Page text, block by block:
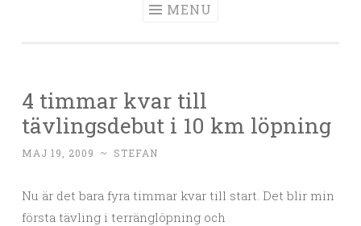
MENU
4 timmar kvar till
tävlingsdebut i 10 km löpning
MAJ 19, 2009 ~ STEFAN
Nu är det bara fyra timmar kvar till start. Det blir min
första tävling i terränglöpning och